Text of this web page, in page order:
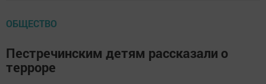
ОБЩЕСТВО
Пестречинским детям рассказали о
терроре